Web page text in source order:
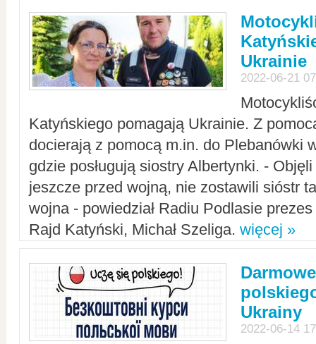
Ukrainie
2022-06-21
Katyńskiego pomagają Ukrainie. Z
docierają z pomocą m.in. do Plebanówki
gdzie posługują siostry Albertynki. -
jeszcze przed wojną, nie zostawili sióstr
wojna - powiedział Radiu Podlasie
Rajd Katyński, Michał Szeliga. więcej »
Ukrainy
2022-06-14